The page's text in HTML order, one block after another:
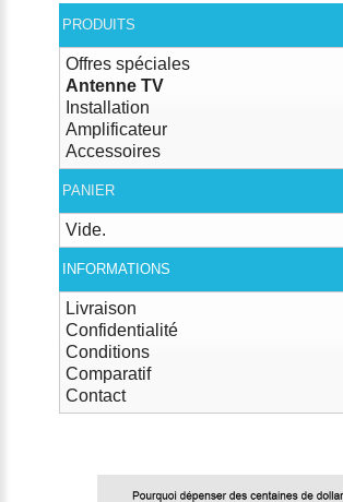
PRODUITS
Offres spéciales
Antenne TV
Installation
Amplificateur
Accessoires
PANIER
Vide.
INFORMATIONS
Livraison
Confidentialité
Conditions
Comparatif
Contact